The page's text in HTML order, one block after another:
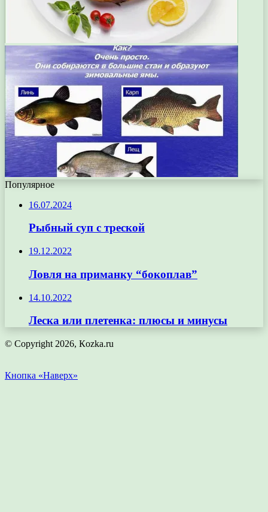
Популярное
16.07.2024
Рыбный суп с треской
19.12.2022
Ловля на приманку “бокоплав”
14.10.2022
Леска или плетенка: плюсы и минусы
© Copyright 2026, Кozka.ru
Кнопка «Наверх»